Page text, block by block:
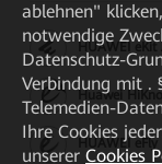
HUAWEI eKit
Huawei
HUAWEI eFly
ablehnen"
notwendige
Datenschutz-
Verbindung mit .
Telemedien-
Ihre Cookies
unserer Cookies